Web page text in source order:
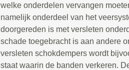
welke onderdelen vervangen
namelijk onderdeel van het
doorgereden is met versleten
schade toegebracht is aan andere
versleten schokdempers wordt
staat waarin de banden verkeren.